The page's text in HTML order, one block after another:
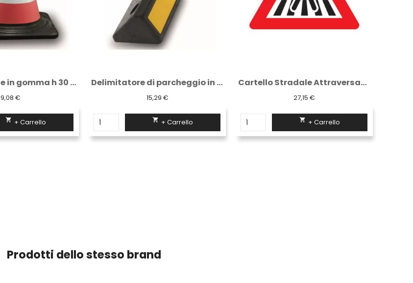
Cono stradale in gomma h 30 cm 2 fasce...
9,08 €
 + Carrello
Delimitatore di parcheggio in gomma 35 cm...
15,29 €
 + Carrello
Cartello Stradale Attraversamento Pedonale...
27,15 €
 + Carrello
Prodotti dello stesso brand